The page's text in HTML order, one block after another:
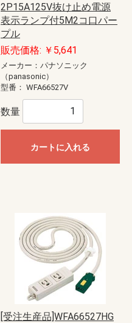
2P15A125V抜け止め電源
表示ランプ付5M2コ口パー
プル
販売価格: ￥5,641
メーカー：パナソニック
（panasonic）
型番： WFA66527V
数量
カートに入れる
[受注生産品]WFA66527HG